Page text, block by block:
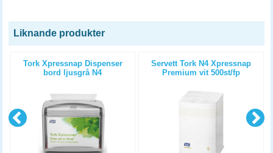
Liknande produkter
Tork Xpressnap Dispenser
bord ljusgrå N4
Servett Tork N4 Xpressnap
Premium vit 500st/fp